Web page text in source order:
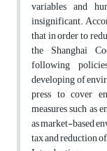
variables and
insignificant.
that in order to
the Shanghai
following
developing of
press to cover
measures such as
as market-based
tax and reduction